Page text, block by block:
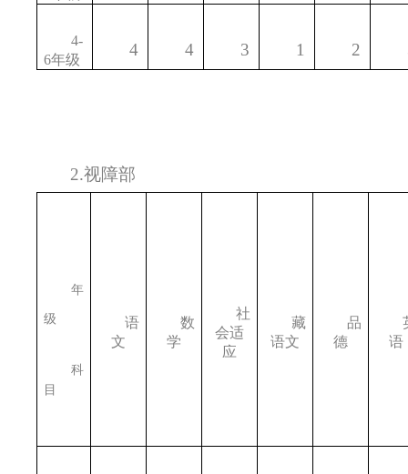
4-
6年级
4 4 3 1 2
2.视障部
年
级
科
目
语
文
数
学
社
会适
应
藏
语文
品
德
语